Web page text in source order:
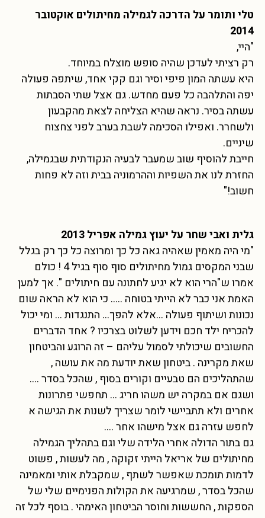
טלי ותומר על הדרכה לגמילה מחיתולים אוקטובר
2014
"היי,
רק רציתי לעדכן שהיה סופש מוצלח במיוחד.
היא עשתה המון פיפי וסיר וגם קקי אחד, שיתפה פעולה
יפה והתלהבה כל פעם מחדש. גם אצל שתי הסבתות
עשתה בסיר. נראה שהיא הצליחה לצאת מהקבעון
ולשחרר. ואפילו הסכימה לשבת בערב לפני צחצוח
שיניים.
חייבת להוסיף שוב שמעבר לבעיה הנקודתית שבגמילה,
החזרת לנו את השפיות וההרמוניה בבית וזה לא פחות
חשוב!"
גלית ואבי שחר על יעוץ גמילה אפריל 2013
"מי היה מאמין שאהיה גאה כל כך ומרוצה כל כך רק בגלל
שבני המקסים גמול מחיתולים סוף סוף בגיל 4 ! כולם
אמרו ש"הרי הוא לא יגיע לחתונה עם חיתולים ". אך למען
האמת אני כבר לא הייתי בטוחה ….. כי הוא לא הראה שום
נכונות ושיתוף פעולה …אלא להפך… התנגדות … ומי יכול
להכריח ילד חכם וידען לשלוט בצרכיו ? אחד הדברים
החשובים שיכולתי לסמול עליהם – זה הרוגע והביטחון
שאת מקרינה . ביטחון שאת יודעת מה את עושה ,
שהתהליכים הם טבעיים וקורים בסוף , שהכל בסדר ….
ושגם אם במקרה יש משהו חריג … תחפשי פתרונות
אחרים ולא תתביישי לומר שצריך לשנות את הגישה א
לחפש עזרה גם אצל מישהו אחר ….
גם בתור הדולה אחרי הלידה שלי וגם בתהליך הגמילה
מחיתולים של אריאל הייתי זקוקה , מה לעשות , פשוט
לדמות תומכת שאפשר לשתף , שמקבלת אותי ומאמינה
שהכל בסדר , שמרגיעה את הקולות הפנימיים שלי של
הספקות , החששות וחוסר הביטחון האימהי . בוסף לכל זה